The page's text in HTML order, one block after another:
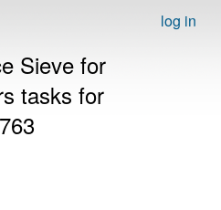
log in
Sieve for
tasks for